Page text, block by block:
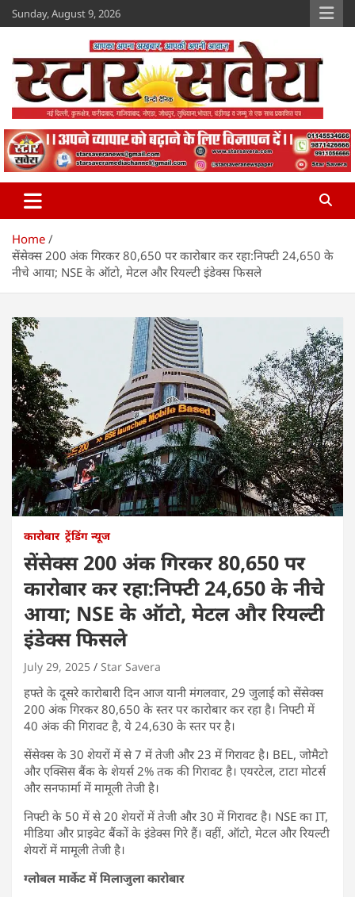
Skip
to
Sunday, August 9, 2026
Star Savera
www.starsavera.com
Home
सेंसेक्स 200 अंक गिरकर 80,650 पर कारोबार कर रहा:निफ्टी 24,650 के
नीचे आया; NSE के ऑटो, मेटल और रियल्टी इंडेक्स फिसले
कारोबार ट्रेंडिंग न्यूज
सेंसेक्स 200 अंक गिरकर 80,650 पर
कारोबार कर रहा:निफ्टी 24,650 के नीचे
आया; NSE के ऑटो, मेटल और रियल्टी
इंडेक्स फिसले
July 29, 2025 Star Savera
हफ्ते के दूसरे कारोबारी दिन आज यानी मंगलवार, 29 जुलाई को सेंसेक्स
200 अंक गिरकर 80,650 के स्तर पर कारोबार कर रहा है। निफ्टी में
40 अंक की गिरावट है, ये 24,630 के स्तर पर है।
सेंसेक्स के 30 शेयरों में से 7 में तेजी और 23 में गिरावट है। BEL, जोमैटो
और एक्सिस बैंक के शेयर्स 2% तक की गिरावट है। एयरटेल, टाटा मोटर्स
और सनफार्मा में मामूली तेजी है।
निफ्टी के 50 में से 20 शेयरों में तेजी और 30 में गिरावट है। NSE का IT,
मीडिया और प्राइवेट बैंकों के इंडेक्स गिरे हैं। वहीं, ऑटो, मेटल और रियल्टी
शेयरों में मामूली तेजी है।
ग्लोबल मार्केट में मिलाजुला कारोबार